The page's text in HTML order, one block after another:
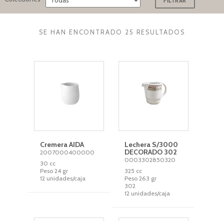
SE HAN ENCONTRADO 25 RESULTADOS
Cremera AIDA
2007000400000
30 cc
Peso 24 gr
12 unidades/caja
Lechera S/3000
DECORADO 302
0003302850320
325 cc
Peso 263 gr
302
12 unidades/caja